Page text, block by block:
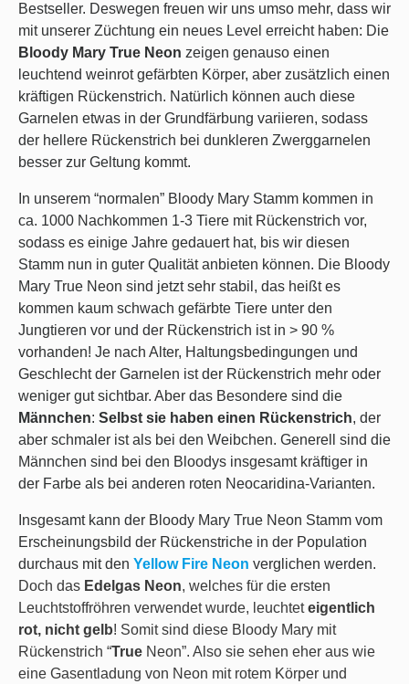
Bestseller. Deswegen freuen wir uns umso mehr, dass wir
mit unserer Züchtung ein neues Level erreicht haben: Die
Bloody Mary True Neon zeigen genauso einen
leuchtend weinrot gefärbten Körper, aber zusätzlich einen
kräftigen Rückenstrich. Natürlich können auch diese
Garnelen etwas in der Grundfärbung variieren, sodass
der hellere Rückenstrich bei dunkleren Zwerggarnelen
besser zur Geltung kommt.
In unserem “normalen” Bloody Mary Stamm kommen in
ca. 1000 Nachkommen 1-3 Tiere mit Rückenstrich vor,
sodass es einige Jahre gedauert hat, bis wir diesen
Stamm nun in guter Qualität anbieten können. Die Bloody
Mary True Neon sind jetzt sehr stabil, das heißt es
kommen kaum schwach gefärbte Tiere unter den
Jungtieren vor und der Rückenstrich ist in > 90 %
vorhanden! Je nach Alter, Haltungsbedingungen und
Geschlecht der Garnelen ist der Rückenstrich mehr oder
weniger gut sichtbar. Aber das Besondere sind die
Männchen: Selbst sie haben einen Rückenstrich, der
aber schmaler ist als bei den Weibchen. Generell sind die
Männchen sind bei den Bloodys insgesamt kräftiger in
der Farbe als bei anderen roten Neocaridina-Varianten.
Insgesamt kann der Bloody Mary True Neon Stamm vom
Erscheinungsbild der Rückenstriche in der Population
durchaus mit den Yellow Fire Neon verglichen werden.
Doch das Edelgas Neon, welches für die ersten
Leuchtstoffröhren verwendet wurde, leuchteteigentlich
rot, nicht gelb! Somit sind diese Bloody Mary mit
Rückenstrich “True Neon”. Also sie sehen eher aus wie
eine Gasentladung von Neon mit rotem Körper und